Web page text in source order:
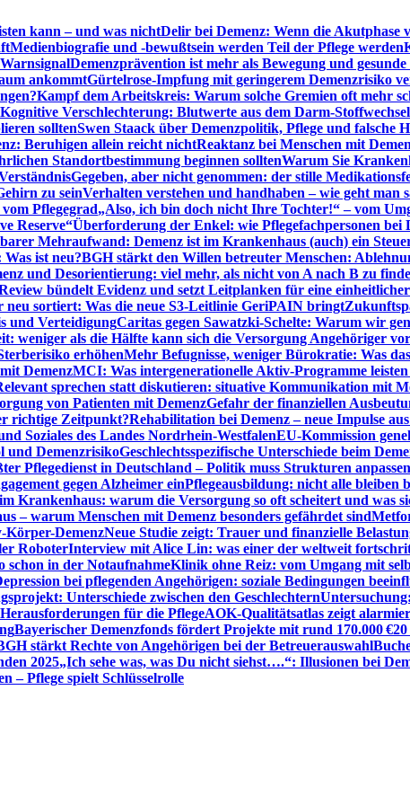
kann – und was nichtDelir bei Demenz: Wenn die Akutphase
Medienbiografie und -bewußtsein werden Teil der Pflege werden
Demenzprävention ist mehr als Bewegung und
ankommtGürtelrose-Impfung mit geringerem Demenzrisiko
Kampf dem Arbeitskreis: Warum solche Gremien oft mehr
Kognitive Verschlechterung: Blutwerte aus dem Darm-
solltenSwen Staack über Demenzpolitik, Pflege und falsche
Beruhigen allein reicht nichtReaktanz bei Menschen mit
Standortbestimmung beginnen solltenWarum Sie
Gegeben, aber nicht genommen: der stille
zu seinVerhalten verstehen und handhaben – wie geht man
Pflegegrad„Also, ich bin doch nicht Ihre Tochter!“ – vom
Reserve“Überforderung der Enkel: wie Pflegefachpersonen bei
Mehraufwand: Demenz ist im Krankenhaus (auch) ein
ist neu?BGH stärkt den Willen betreuter Menschen:
und Desorientierung: viel mehr, als nicht von A nach B zu
bündelt Evidenz und setzt Leitplanken für eine
neu sortiert: Was die neue S3-Leitlinie GeriPAIN bringt
und VerteidigungCaritas gegen Sawatzki-Schelte: Warum wir
weniger als die Hälfte kann sich die Versorgung Angehöriger
erhöhenMehr Befugnisse, weniger Bürokratie: Was
DemenzMCI: Was intergenerationelle Aktiv-Programme
sprechen statt diskutieren: situative Kommunikation mit
von Patienten mit DemenzGefahr der finanziellen
richtige Zeitpunkt?Rehabilitation bei Demenz – neue Impulse
Soziales des Landes Nordrhein-WestfalenEU-Kommission
und DemenzrisikoGeschlechtsspezifische Unterschiede beim
Pflegedienst in Deutschland – Politik muss Strukturen anpassen
gegen Alzheimer einPflegeausbildung: nicht alle bleiben
Krankenhaus: warum die Versorgung so oft scheitert und was
– warum Menschen mit Demenz besonders gefährdet sind
Körper-DemenzNeue Studie zeigt: Trauer und finanzielle
RoboterInterview mit Alice Lin: was einer der weltweit
schon in der NotaufnahmeKlinik ohne Reiz: vom Umgang mit
bei pflegenden Angehörigen: soziale Bedingungen
Unterschiede zwischen den Geschlechtern
für die PflegeAOK-Qualitätsatlas zeigt
Bayerischer Demenzfonds fördert Projekte mit rund 170.000 €
stärkt Rechte von Angehörigen bei der Betreuerauswahl
2025„Ich sehe was, was Du nicht siehst….“: Illusionen bei
– Pflege spielt Schlüsselrolle